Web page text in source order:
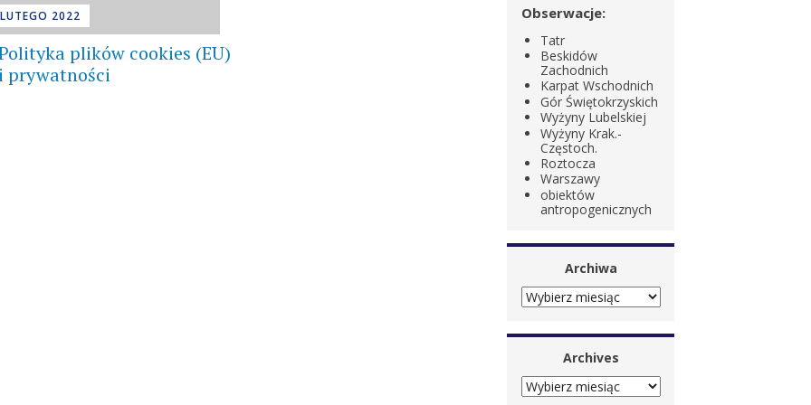
2022
plików cookies (EU)
prywatności
Obserwacje:
Tatr
Beskidów
Zachodnich
Karpat Wschodnich
Gór Świętokrzyskich
Wyżyny Lubelskiej
Wyżyny Krak.-
Częstoch.
Roztocza
Warszawy
obiektów
antropogenicznych
Archiwa
ARCHIWA
Archives
ARCHIVES